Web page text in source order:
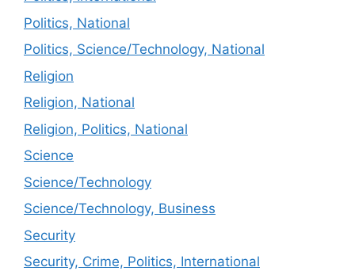
Politics, National
Politics, Science/Technology, National
Religion
Religion, National
Religion, Politics, National
Science
Science/Technology
Science/Technology, Business
Security
Security, Crime, Politics, International